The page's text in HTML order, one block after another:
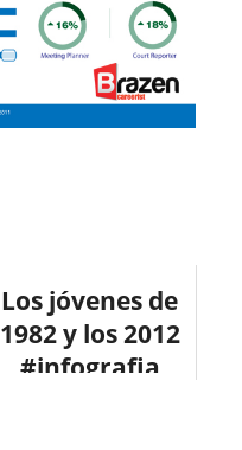
Los jóvenes de
1982 y los 2012
#infografia